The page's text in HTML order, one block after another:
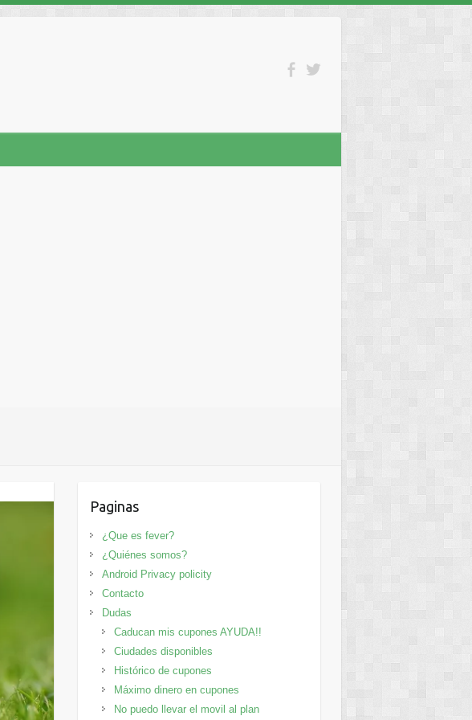
Paginas
¿Que es fever?
¿Quiénes somos?
Android Privacy policity
Contacto
Dudas
Caducan mis cupones AYUDA!!
Ciudades disponibles
Histórico de cupones
Máximo dinero en cupones
No puedo llevar el movil al plan